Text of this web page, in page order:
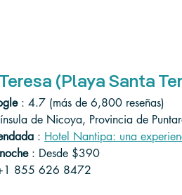
(Playa Santa
: 4.7 (más de 6,800 reseñas)
de Nicoya, Provincia de
: Hotel Nantipa: una
: Desde $390
855 626 8472